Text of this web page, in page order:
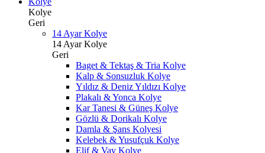
Kolye
Geri
14 Ayar Kolye
14 Ayar Kolye
Geri
Baget & Tektaş & Tria Kolye
Kalp & Sonsuzluk Kolye
Yıldız & Deniz Yıldızı Kolye
Plakalı & Yonca Kolye
Kar Tanesi & Güneş Kolye
Gözlü & Dorikalı Kolye
Damla & Şans Kolyesi
Kelebek & Yusufçuk Kolye
Elif & Vav Kolye